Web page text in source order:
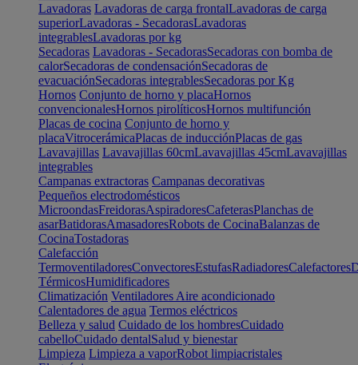
Lavadoras Lavadoras de carga frontalLavadoras de carga
superiorLavadoras - SecadorasLavadoras
integrablesLavadoras por kg
Secadoras Lavadoras - SecadorasSecadoras con bomba de
calorSecadoras de condensaciónSecadoras de
evacuaciónSecadoras integrablesSecadoras por Kg
Hornos Conjunto de horno y placaHornos
convencionalesHornos pirolíticosHornos multifunción
Placas de cocina Conjunto de horno y
placaVitrocerámicaPlacas de inducciónPlacas de gas
Lavavajillas Lavavajillas 60cmLavavajillas 45cmLavavajillas
integrables
Campanas extractoras Campanas decorativas
Pequeños electrodomésticos
MicroondasFreidorasAspiradoresCafeterasPlanchas de
asarBatidorasAmasadoresRobots de CocinaBalanzas de
CocinaTostadoras
Calefacción
TermoventiladoresConvectoresEstufasRadiadoresCalefactores
TérmicosHumidificadores
Climatización Ventiladores Aire acondicionado
Calentadores de agua Termos eléctricos
Belleza y salud Cuidado de los hombresCuidado
cabelloCuidado dentalSalud y bienestar
Limpieza Limpieza a vaporRobot limpiacristales